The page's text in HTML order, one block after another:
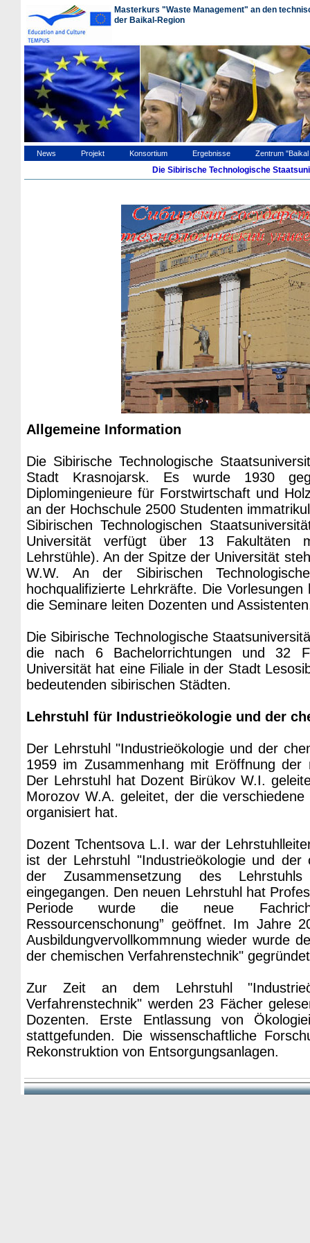
Masterkurs "Waste Management" an den
der Baikal-Region
News Projekt Konsortium Ergebnisse Zentrum
Die Sibirische Technologische
Allgemeine Information
Die Sibirische Technologische
Stadt Krasnojarsk. Es wurde 1930
Diplomingenieure für Forstwirtschaft und
an der Hochschule 2500 Studenten
Sibirischen Technologischen
Universität verfügt über 13 Fakultäten
Lehrstühle). An der Spitze der Universität
W.W. An der Sibirischen
hochqualifizierte Lehrkräfte. Die
die Seminare leiten Dozenten und
Die Sibirische Technologische
die nach 6 Bachelorrichtungen und 32
Universität hat eine Filiale in der Stadt
bedeutenden sibirischen Städten.
Lehrstuhl für Industrieökologie und der
Der Lehrstuhl "Industrieökologie und der
1959 im Zusammenhang mit Eröffnung der
Der Lehrstuhl hat Dozent Birükov W.I.
Morozov W.A. geleitet, der die
organisiert hat.
Dozent Tchentsova L.I. war der
ist der Lehrstuhl "Industrieökologie und der
der Zusammensetzung des Lehrstuhls
eingegangen. Den neuen Lehrstuhl hat
Periode wurde die neue
Ressourcenschonung” geöffnet. Im Jahre
Ausbildungvervollkommnung wieder wurde
der chemischen Verfahrenstechnik"
Zur Zeit an dem Lehrstuhl
Verfahrenstechnik" werden 23 Fächer
Dozenten. Erste Entlassung von
stattgefunden. Die wissenschaftliche
Rekonstruktion von Entsorgungsanlagen.